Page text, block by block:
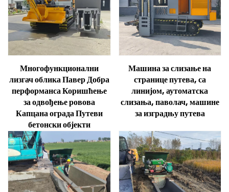
Многофункционални
лизгач облика Павер Добра
перформанса Коришћење
за одвођење ровова
Капцана ограда Путеви
бетонски објекти
Машина за слизање на
странице путева, са
линијом, аутоматска
слизања, паволач, машине
за изградњу путева